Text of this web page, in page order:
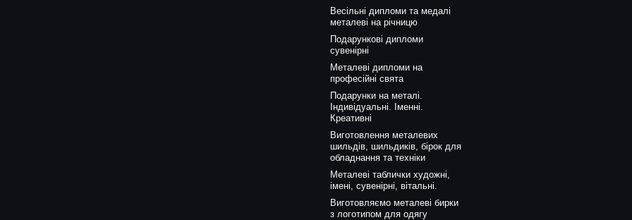
Весільні дипломи та медалі
металеві на річницю
Подарункові дипломи
сувенірні
Металеві дипломи на
професійні свята
Подарунки на металі.
Індивідуальні. Іменні.
Креативні
Виготовлення металевих
шильдів, шильдиків, бірок для
обладнання та техніки
Металеві таблички художні,
імені, сувенірні, вітальні.
Виготовляємо металеві бирки
з логотипом для одягу